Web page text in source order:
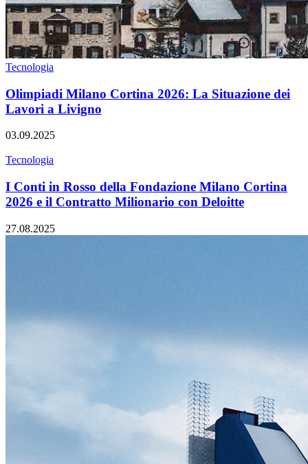
Tecnologia
Olimpiadi Milano Cortina 2026: La Situazione dei
Lavori a Livigno
03.09.2025
Tecnologia
I Conti in Rosso della Fondazione Milano Cortina
2026 e il Contratto Milionario con Deloitte
27.08.2025